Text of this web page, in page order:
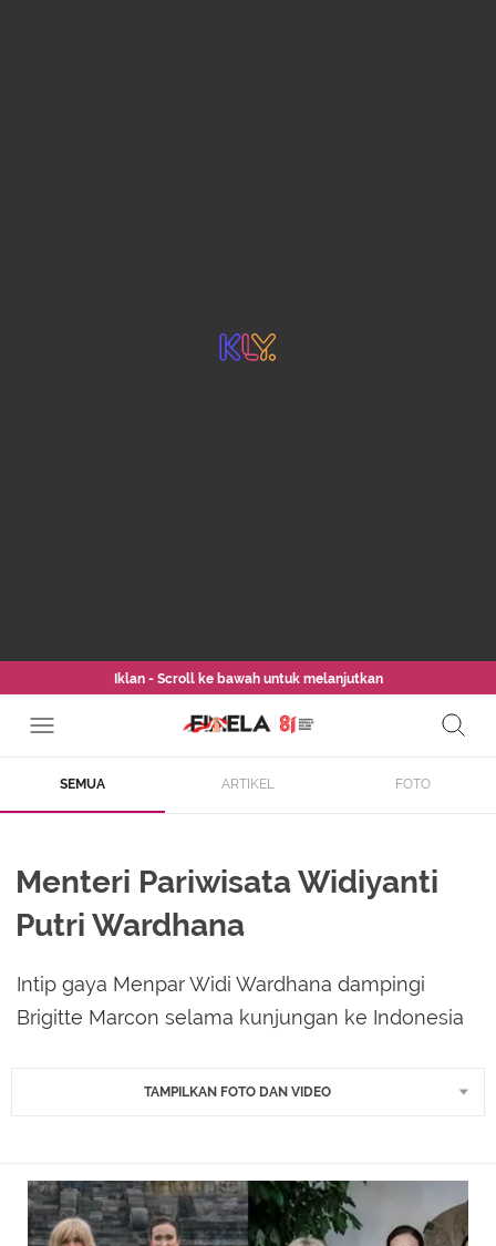
Iklan - Scroll ke bawah untuk melanjutkan
SEMUA ARTIKEL FOTO
Menteri Pariwisata Widiyanti
Putri Wardhana
Intip gaya Menpar Widi Wardhana dampingi
Brigitte Marcon selama kunjungan ke Indonesia
TAMPILKAN FOTO DAN VIDEO